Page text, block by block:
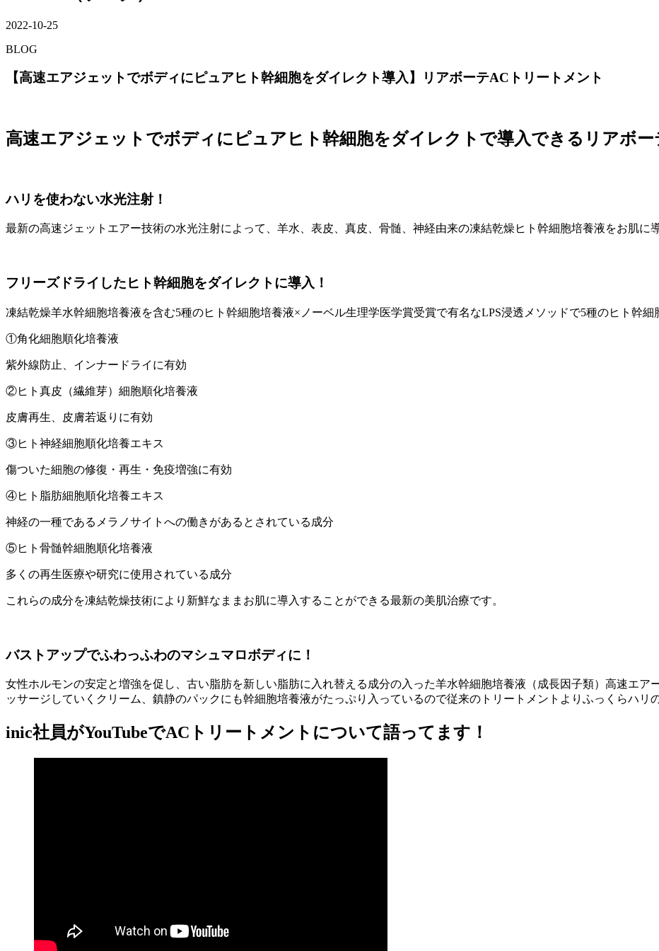
2022-10-25
BLOG
【高速エアジェットでボディにピュアヒト幹細胞をダイレクト導入】リアボーテACトリートメント
高速エアジェットでボディにピュアヒト幹細胞をダイレクトで導入できるリアボー
ハリを使わない水光注射！
最新の高速ジェットエアー技術の水光注射によって、羊水、表皮、真皮、骨髄、神経由来の凍結乾燥ヒト幹細胞培養液をお肌に
フリーズドライしたヒト幹細胞をダイレクトに導入！
凍結乾燥羊水幹細胞培養液を含む5種のヒト幹細胞培養液×ノーベル生理学医学賞受賞で有名なLPS浸透メソッドで5種のヒト幹細
①角化細胞順化培養液
紫外線防止、インナードライに有効
②ヒト真皮（繊維芽）細胞順化培養液
皮膚再生、皮膚若返りに有効
③ヒト神経細胞順化培養エキス
傷ついた細胞の修復・再生・免疫増強に有効
④ヒト脂肪細胞順化培養エキス
神経の一種であるメラノサイトへの働きがあるとされている成分
⑤ヒト骨髄幹細胞順化培養液
多くの再生医療や研究に使用されている成分
これらの成分を凍結乾燥技術により新鮮なままお肌に導入することができる最新の美肌治療です。
バストアップでふわっふわのマシュマロボディに！
女性ホルモンの安定と増強を促し、古い脂肪を新しい脂肪に入れ替える成分の入った羊水幹細胞培養液（成長因子類）高速エ
ッサージしていくクリーム、鎮静のパックにも幹細胞培養液がたっぷり入っているので従来のトリートメントよりふっくらハリ
inic社員がYouTubeでACトリートメントについて語ってます！